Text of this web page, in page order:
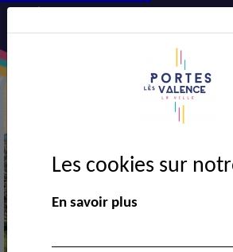
Les cookies sur
En savoir plus